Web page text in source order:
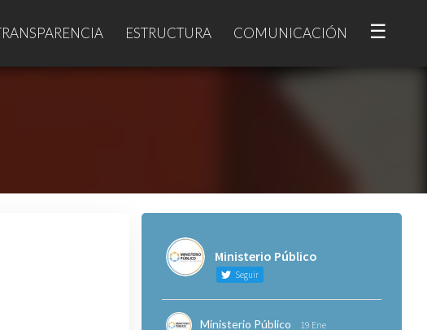
ESTRUCTURA COMUNICACIÓN ☰
Ministerio Público
Seguir
Ministerio Público 19 Ene